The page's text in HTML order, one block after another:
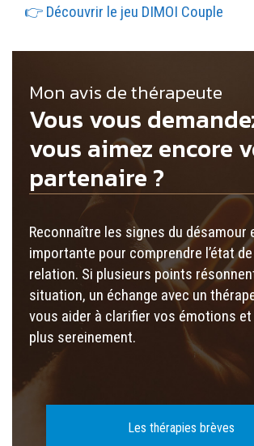
👉 Découvrir le jeu DIMOI Couple
Mon avis de thérapeute
Vous vous
vous aimez encore
partenaire ?
Reconnaître les signes du désamour
importante pour comprendre l’état
relation. Si plusieurs points
situation, un échange avec un
vous aider à clarifier vos émotions et
plus sereinement.
Les thérapies brèves